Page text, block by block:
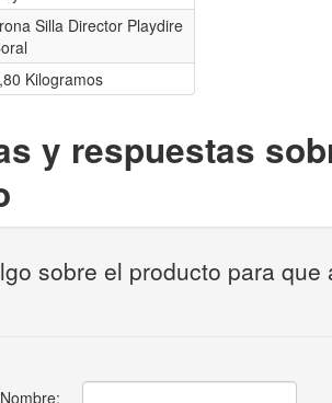
Silla Director Playdire
Kilogramos
y respuestas
sobre el producto para que
Nombre: